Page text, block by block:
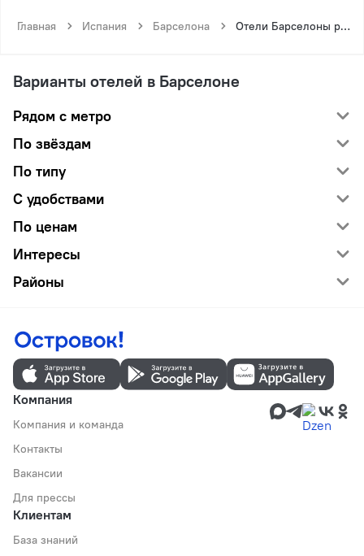
Главная Испания Барселона Отели Барселоны рядом с метро Экопарк
Варианты отелей в Барселоне
Рядом с метро
По звёздам
По типу
С удобствами
По ценам
Интересы
Районы
Компания
Компания и команда
Контакты
Вакансии
Для прессы
Клиентам
База знаний